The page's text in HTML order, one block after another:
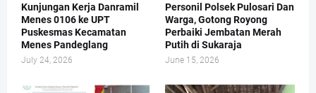
Kunjungan Kerja Danramil
Menes 0106 ke UPT
Puskesmas Kecamatan
Menes Pandeglang
July 24, 2026
Personil Polsek Pulosari Dan
Warga, Gotong Royong
Perbaiki Jembatan Merah
Putih di Sukaraja
June 15, 2026